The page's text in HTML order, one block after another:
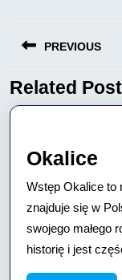
wpisuPREVIOUS
Previous
post:
Related Post
Okalice
Wstęp Okalice to
znajduje się w
swojego małego
historię i jest